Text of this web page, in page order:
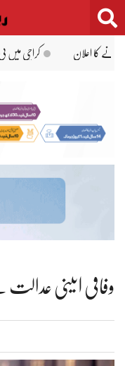
Skip
to
content
پاکستان، سعودی عرب، ترکیہ
وفاقی آئینی عدالت